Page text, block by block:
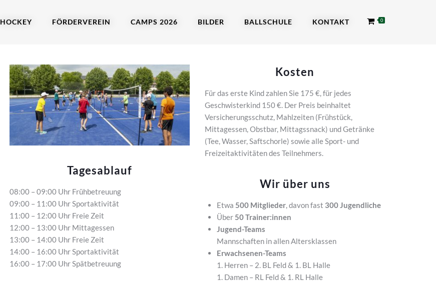
0
HOCKEY FÖRDERVEREIN CAMPS 2026 BILDER BALLSCHULE KONTAKT
Tagesablauf
08:00 – 09:00 Uhr Frühbetreuung
09:00 – 11:00 Uhr Sportaktivität
11:00 – 12:00 Uhr Freie Zeit
12:00 – 13:00 Uhr Mittagessen
13:00 – 14:00 Uhr Freie Zeit
14:00 – 16:00 Uhr Sportaktivität
16:00 – 17:00 Uhr Spätbetreuung
Kosten
Für das erste Kind zahlen Sie 175 €, für jedes
Geschwisterkind 150 €. Der Preis beinhaltet
Versicherungsschutz, Mahlzeiten (Frühstück,
Mittagessen, Obstbar, Mittagssnack) und Getränke
(Tee, Wasser, Saftschorle) sowie alle Sport- und
Freizeitaktivitäten des Teilnehmers.
Wir über uns
Etwa 500 Mitglieder, davon fast 300 Jugendliche
Über50 Trainer:innen
Jugend-Teams
Mannschaften in allen Altersklassen
Erwachsenen-Teams
1. Herren – 2. BL Feld & 1. BL Halle
1. Damen – RL Feld & 1. RL Halle